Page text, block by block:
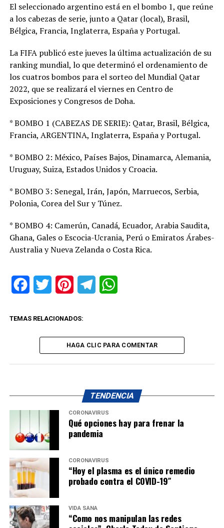
El seleccionado argentino está en el bombo 1, que reúne
a los cabezas de serie, junto a Qatar (local), Brasil,
Bélgica, Francia, Inglaterra, España y Portugal.
La FIFA publicó este jueves la última actualización de su
ranking mundial, lo que determinó el ordenamiento de
los cuatros bombos para el sorteo del Mundial Qatar
2022, que se realizará el viernes en Centro de
Exposiciones y Congresos de Doha.
* BOMBO 1 (CABEZAS DE SERIE): Qatar, Brasil, Bélgica,
Francia, ARGENTINA, Inglaterra, España y Portugal.
* BOMBO 2: México, Países Bajos, Dinamarca, Alemania,
Uruguay, Suiza, Estados Unidos y Croacia.
* BOMBO 3: Senegal, Irán, Japón, Marruecos, Serbia,
Polonia, Corea del Sur y Túnez.
* BOMBO 4: Camerún, Canadá, Ecuador, Arabia Saudita,
Ghana, Gales o Escocia-Ucrania, Perú o Emiratos Árabes-
Australia y Nueva Zelanda o Costa Rica.
FacebookTwitter PinterestTelegram
TEMAS RELACIONADOS:
HAGA CLIC PARA COMENTAR
TENDENCIA
CORONAVIRUS
Qué opciones hay para frenar la
pandemia
CORONAVIRUS
“Hoy el plasma es el único remedio
probado contra el COVID-19″
VIDA SANA
“Como nos manipulan las redes